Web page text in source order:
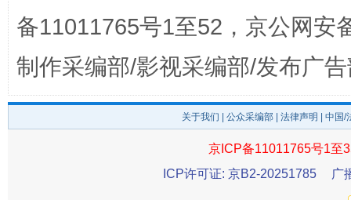
东山县通报“牛蛙产品抗生素超标问题” 法
备11011765号1至52，京公网安
制作采编部/影视采编部/发布广
关于我们 公众采编部 法律声明 | 中国
京ICP备11011765号1至
ICP许可证: 京B2-20251785
广